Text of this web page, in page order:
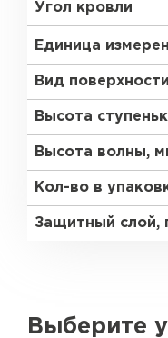
Угол кровли
Единица
Вид поверхности
Высота
Высота волны,
Кол-во в
Защитный слой,
Выберите